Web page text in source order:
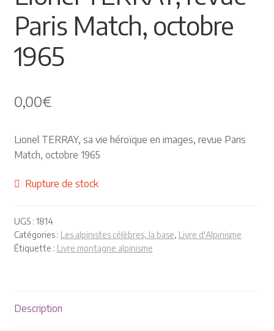
Himalayisme
Nature Pêche Chasse
Les Pyrénées
VIEUX PAPIERS
Gravure
MANIFESTATIONS
Paris Match, octobre
1965
0,00€
Lionel TERRAY, sa vie héroïque en images, revue Paris
Match, octobre 1965
Rupture de stock
UGS : 1814
Catégories : Les alpinistes célèbres, la base, Livre d'Alpinisme
Étiquette : Livre montagne alpinisme
Description